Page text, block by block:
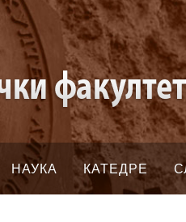
НАУКА КАТЕДРЕ